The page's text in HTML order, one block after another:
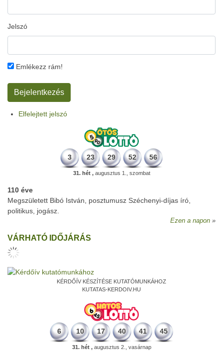
Jelszó
Emlékezz rám!
Elfelejtett jelszó
3 23 29 52 56
31. hét ,augusztus 1., szombat
110 éve
Megszületett Bibó István, posztumusz Széchenyi-díjas író,
politikus, jogász.
Ezen a napon
VÁRHATÓ IDŐJÁRÁS
KÉRDŐÍV KÉSZÍTÉSE KUTATÓMUNKÁHOZ
KUTATAS-KERDOIV.HU
6 10 17 40 41 45
31. hét ,augusztus 2., vasárnap